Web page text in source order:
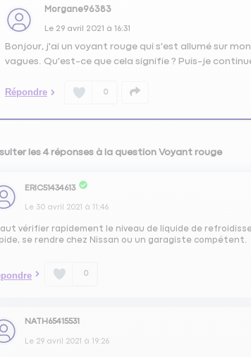
Morgane96383
Le 29 avril 2021 à 16:31
Bonjour, j'ai un voyant rouge qui s'est allumé sur
vagues. Qu'est-ce que cela signifie ? Puis-je
Répondre 0
les 4 réponses à la question Voyant rouge
ERIC51434613
Le 30 avril 2021 à 11:46
faut vérifier rapidement le niveau de liquide de
se rendre chez Nissan ou un garagiste compétent.
0
NATH65415531
Le 29 avril 2021 à 19:26